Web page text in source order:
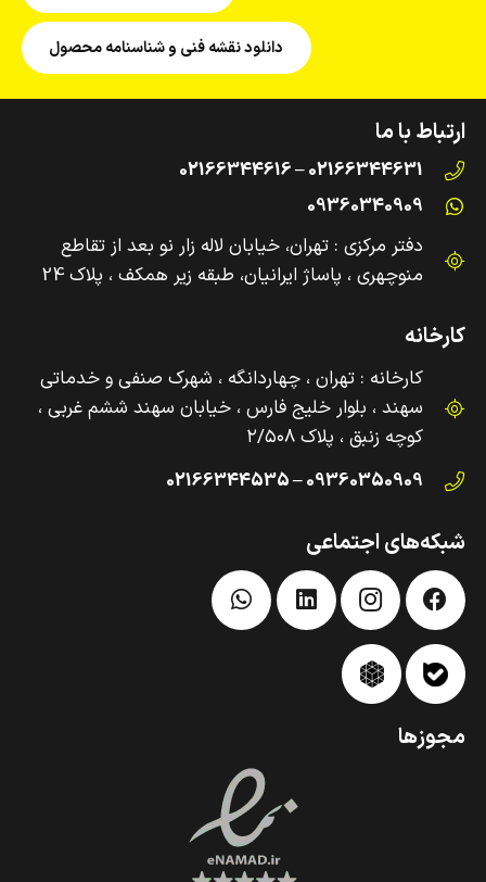
دانلود نقشه فنی و شناسنامه محصول
ارتباط با ما
02166344631 – 02166344616
09360340909
دفتر مرکزی : تهران، خیابان لاله زار نو بعد از تقاطع
منوچهری ، پاساژ ایرانیان، طبقه زیر همکف ، پلاک 24
کارخانه
کارخانه : تهران ، چهاردانگه ، شهرک صنفی و‌ خدماتی
سهند ، بلوار خلیج فارس ، خیابان سهند ششم غربی ،
کوچه زنبق ، پلاک ۲/۵۰۸
09360350909 – 02166344535
شبکه‌های اجتماعی
مجوزها